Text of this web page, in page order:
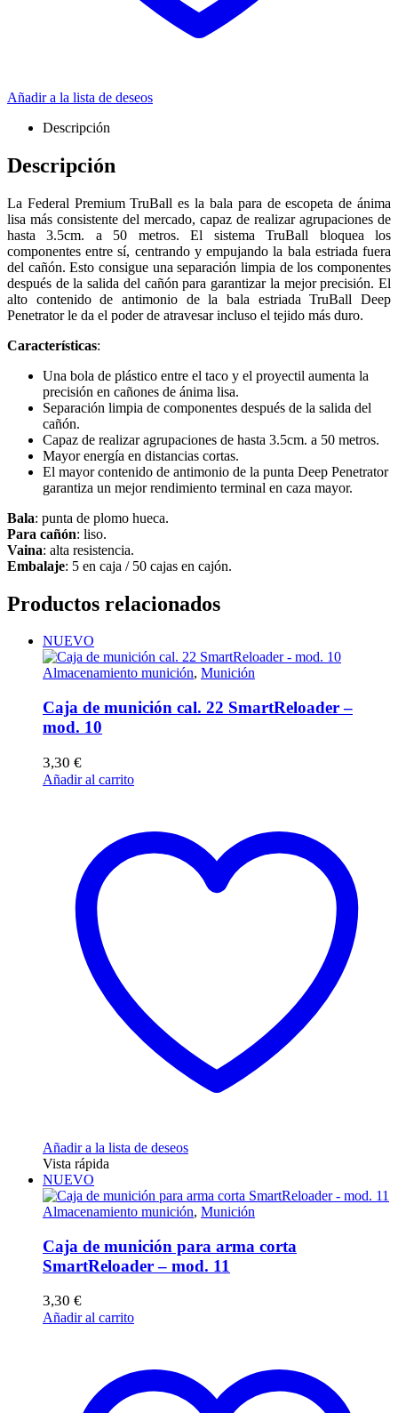
Añadir a la lista de deseos
Descripción
Descripción
La Federal Premium TruBall es la bala para de escopeta de ánima
lisa más consistente del mercado, capaz de realizar agrupaciones de
hasta 3.5cm. a 50 metros. El sistema TruBall bloquea los
componentes entre sí, centrando y empujando la bala estriada fuera
del cañón. Esto consigue una separación limpia de los componentes
después de la salida del cañón para garantizar la mejor precisión. El
alto contenido de antimonio de la bala estriada TruBall Deep
Penetrator le da el poder de atravesar incluso el tejido más duro.
Características:
Una bola de plástico entre el taco y el proyectil aumenta la
precisión en cañones de ánima lisa.
Separación limpia de componentes después de la salida del
cañón.
Capaz de realizar agrupaciones de hasta 3.5cm. a 50 metros.
Mayor energía en distancias cortas.
El mayor contenido de antimonio de la punta Deep Penetrator
garantiza un mejor rendimiento terminal en caza mayor.
Bala: punta de plomo hueca.
Para cañón: liso.
Vaina: alta resistencia.
Embalaje: 5 en caja / 50 cajas en cajón.
Productos relacionados
NUEVO
Almacenamiento munición, Munición
Caja de munición cal. 22 SmartReloader –
mod. 10
3,30 €
Añadir al carrito
Añadir a la lista de deseos
Vista rápida
NUEVO
Almacenamiento munición, Munición
Caja de munición para arma corta
SmartReloader – mod. 11
3,30 €
Añadir al carrito